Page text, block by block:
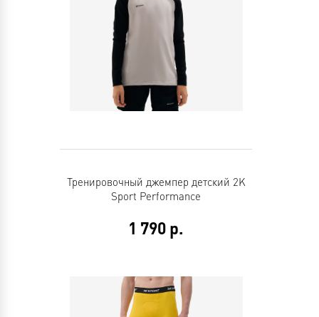
Тренировочный джемпер детский 2K
Sport Performance
1 790 р.